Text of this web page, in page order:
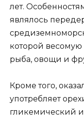
лет.
являлось
которой весомую
рыба, овощи и
Кроме того,
употребляет
гликемический